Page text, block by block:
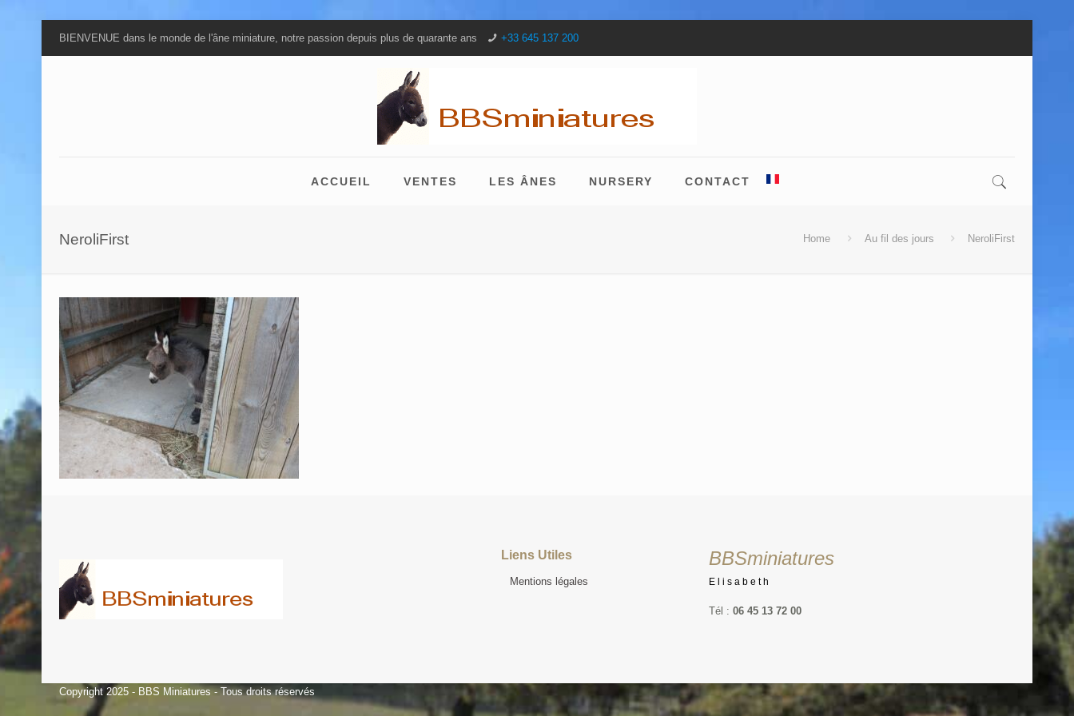
BIENVENUE dans le monde de l'âne miniature, notre passion depuis plus de quarante ans +33 645 137 200
ACCUEIL VENTES LES ÂNES NURSERY CONTACT
NeroliFirst Home Au fil des jours NeroliFirst
Liens Utiles
Mentions légales
BBSminiatures
Elisabeth
Tél :06 45 13 72 00
Copyright 2025 - BBS Miniatures - Tous droits réservés